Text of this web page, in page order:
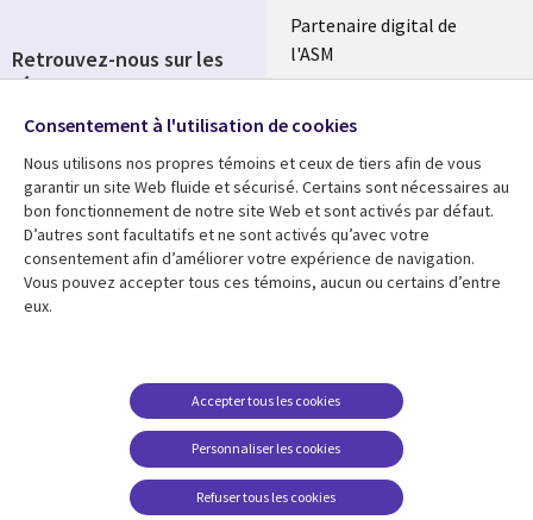
Partenaire digital de
l'ASM
Fusions
Ressources
Library
Links
Articles
Blog
Support
Legal
Accessibilité
conditions juridiques
FAQ Carrières
Centre de gestion des
témoins
Retrouvez-nous sur les
réseaux
Social
Media
FRANCE
Consentement à l'utilisation de cookies
Nous utilisons nos propres témoins et ceux de tiers afin de vous
garantir un site Web fluide et sécurisé. Certains sont nécessaires au
bon fonctionnement de notre site Web et sont activés par défaut.
D’autres sont facultatifs et ne sont activés qu’avec votre
consentement afin d’améliorer votre expérience de navigation.
Vous pouvez accepter tous ces témoins, aucun ou certains d’entre
eux.
Personnaliser les cookies
Accepter tous les cookies
Refuser tous les cookies